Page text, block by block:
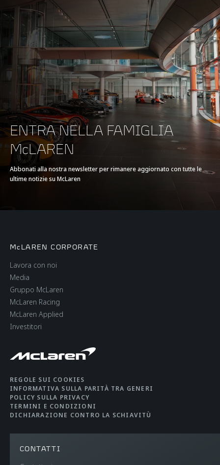
BRAKING
100-0kph (62-0mph) 32 metres (105 feet)
200-0kph (124-0mph) 132 metres (433 feet)
(WLTP)
Fuel Efficiency:
Weighted Combined
(WLTP)
WEIGHT
DIN Kerb Weight
ENTRA NELLA FAMIGLIA
McLAREN
Abbonati alla nostra newsletter per rimanere aggiornato con tutte le
ultime notizie su McLaren
McLAREN CORPORATE
Lavora con noi
Media
Gruppo McLaren
McLaren Racing
McLaren Applied
Investitori
REGOLE SUI COOKIES
INFORMATIVA SULLA PARITÀ TRA GENERI
POLICY SULLA PRIVACY
TERMINI E CONDIZIONI
DICHIARAZIONE CONTRO LA SCHIAVITÙ
CONTATTI